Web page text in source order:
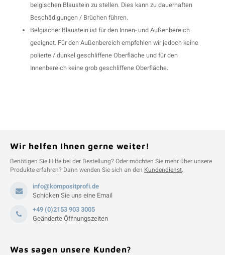
belgischen Blaustein zu stellen. Dies kann zu dauerhaften
Beschädigungen / Brüchen führen.
Belgischer Blaustein ist für den Innen- und Außenbereich
geeignet. Für den Außenbereich empfehlen wir jedoch keine
polierte / dunkel geschliffene Oberfläche und für den
Innenbereich keine grob geschliffene Oberfläche.
Wir helfen Ihnen gerne weiter!
Benötigen Sie Hilfe bei der Bestellung? Oder möchten Sie mehr über unsere
Produkte erfahren? Dann wenden Sie sich an den Kundendienst.
info@kompositprofi.de
Schicken Sie uns eine Email
+49 (0)2153 903 3005
Geänderte Öffnungszeiten
Was sagen unsere Kunden?